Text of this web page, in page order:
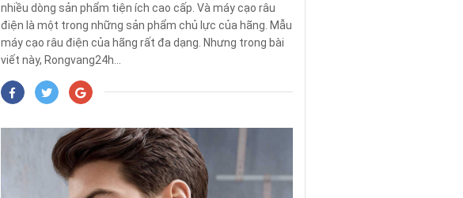
nhiều dòng sản phẩm tiện ích cao cấp. Và máy cạo râu
điện là một trong những sản phẩm chủ lực của hãng. Mẫu
máy cạo râu điện của hãng rất đa dạng. Nhưng trong bài
viết này, Rongvang24h...